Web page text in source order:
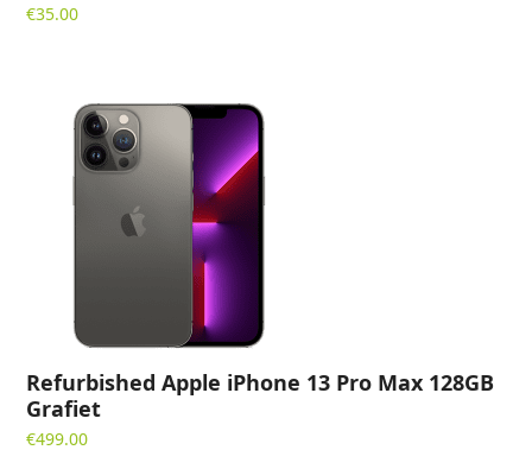
€35.00
Refurbished Apple iPhone 13 Pro Max 128GB
Grafiet
€499.00